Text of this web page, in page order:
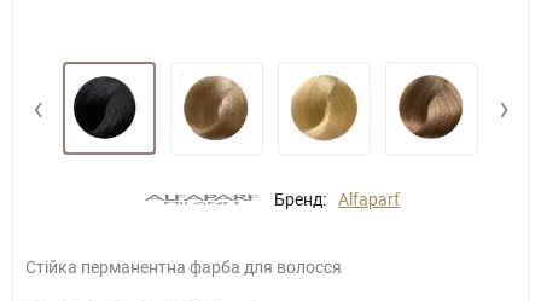
‹ ›
Бренд: Alfaparf
Стійка перманентна фарба для волосся